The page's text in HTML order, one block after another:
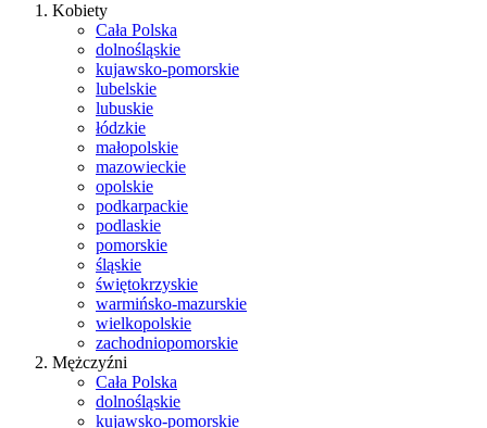
Kobiety
Cała Polska
dolnośląskie
kujawsko-pomorskie
lubelskie
lubuskie
łódzkie
małopolskie
mazowieckie
opolskie
podkarpackie
podlaskie
pomorskie
śląskie
świętokrzyskie
warmińsko-mazurskie
wielkopolskie
zachodniopomorskie
Mężczyźni
Cała Polska
dolnośląskie
kujawsko-pomorskie